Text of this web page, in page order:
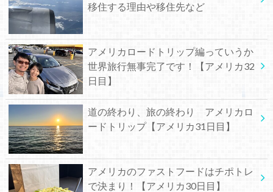
移住する理由や移住先など
アメリカロードトリップ編っていうか
世界旅行無事完了です！【アメリカ32
日目】
道の終わり、旅の終わり アメリカロ
ードトリップ【アメリカ31日目】
アメリカのファストフードはチポトレ
で決まり！【アメリカ30日目】